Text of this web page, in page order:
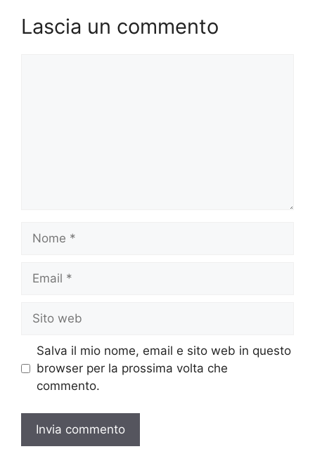
Lascia un commento
Nome
Email
Sito
web
Salva il mio nome, email e sito web in questo
browser per la prossima volta che
commento.